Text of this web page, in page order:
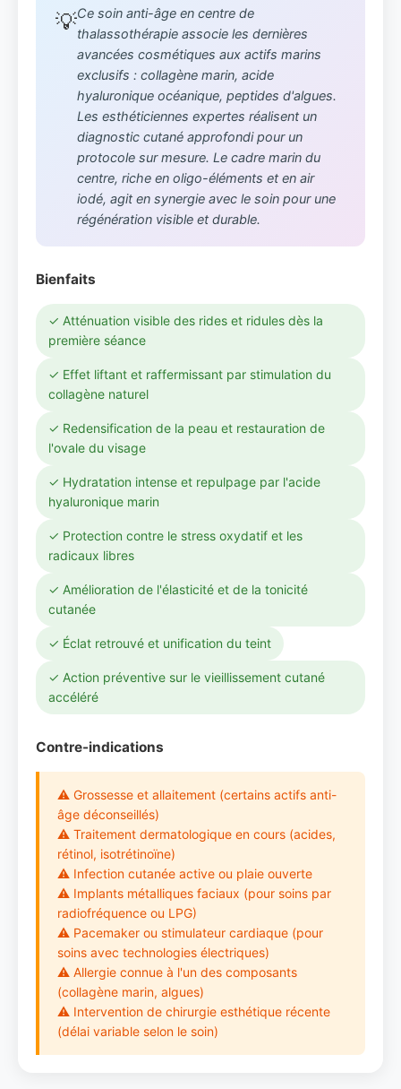
💡Ce soin anti-âge en centre de
thalassothérapie associe les dernières
avancées cosmétiques aux actifs marins
exclusifs : collagène marin, acide
hyaluronique océanique, peptides d'algues.
Les esthéticiennes expertes réalisent un
diagnostic cutané approfondi pour un
protocole sur mesure. Le cadre marin du
centre, riche en oligo-éléments et en air
iodé, agit en synergie avec le soin pour une
régénération visible et durable.
Bienfaits
✓ Atténuation visible des rides et ridules dès la
première séance
✓ Effet liftant et raffermissant par stimulation du
collagène naturel
✓ Redensification de la peau et restauration de
l'ovale du visage
✓ Hydratation intense et repulpage par l'acide
hyaluronique marin
✓ Protection contre le stress oxydatif et les
radicaux libres
✓ Amélioration de l'élasticité et de la tonicité
cutanée
✓ Éclat retrouvé et unification du teint
✓ Action préventive sur le vieillissement cutané
accéléré
Contre-indications
⚠ Grossesse et allaitement (certains actifs anti-
âge déconseillés)
⚠ Traitement dermatologique en cours (acides,
rétinol, isotrétinoïne)
⚠ Infection cutanée active ou plaie ouverte
⚠ Implants métalliques faciaux (pour soins par
radiofréquence ou LPG)
⚠ Pacemaker ou stimulateur cardiaque (pour
soins avec technologies électriques)
⚠ Allergie connue à l'un des composants
(collagène marin, algues)
⚠ Intervention de chirurgie esthétique récente
(délai variable selon le soin)